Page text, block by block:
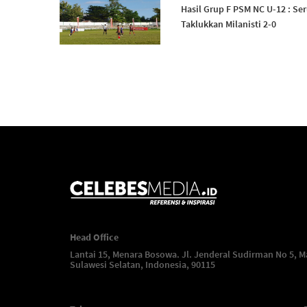
Hasil Grup F PSM NC U-12 :
Taklukkan Milanisti 2-0
Head Office
Lantai 15, Menara Bosowa. Jl. Jenderal Sudirman No 5,
Sulawesi Selatan, Indonesia, 90115